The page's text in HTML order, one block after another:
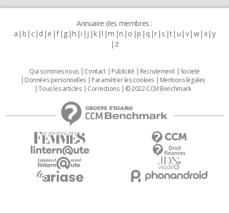
Annuaire des membres :
a b c d e f g h i j k l m n o p q r s t u v w x y
z
Qui sommes nous Contact Publicité Recrutement
Societé
Données personnelles
Paramétrer les cookies
Mentions légales
Tous les articles
Corrections © 2022 CCM Benchmark